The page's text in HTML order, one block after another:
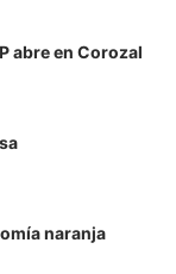
abre en Corozal
naranja